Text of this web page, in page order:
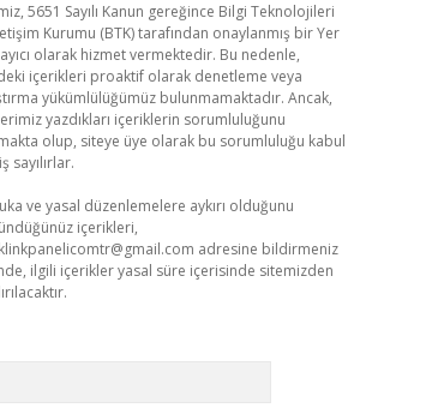
5651 Sayılı Kanun gereğince Bilgi Teknolojileri
Kurumu (BTK) tarafından onaylanmış bir Yer
olarak hizmet vermektedir. Bu nedenle,
içerikleri proaktif olarak denetleme veya
yükümlülüğümüz bulunmamaktadır. Ancak,
yazdıkları içeriklerin sorumluluğunu
olup, siteye üye olarak bu sorumluluğu kabul
sayılırlar.
ve yasal düzenlemelere aykırı olduğunu
içerikleri,
adresine bildirmeniz
ilgili içerikler yasal süre içerisinde sitemizden